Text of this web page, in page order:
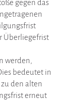
gegen das
Überliegefrist
werden,
bedeutet in
den alten
erneut